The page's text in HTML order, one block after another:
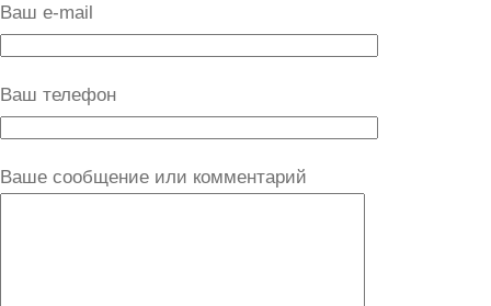
Ваш e-mail
Ваш телефон
Ваше сообщение или комментарий